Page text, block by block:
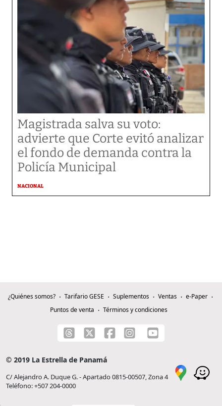
Magistrada salva su voto:
advierte que Corte evitó analizar
el fondo de demanda contra la
Policía Municipal
NACIONAL
¿Quiénes somos? Tarifario GESE Suplementos Ventas
e-Paper
Puntos de venta
Términos y condiciones
© 2019 La Estrella de Panamá
C/ Alejandro A. Duque G. - Apartado 0815-00507, Zona 4
Teléfono: +507 204-0000